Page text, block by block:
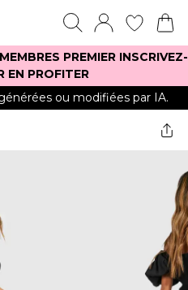
PREMIER INSCRIVEZ-
EN PROFITER
ou modifiées par IA.